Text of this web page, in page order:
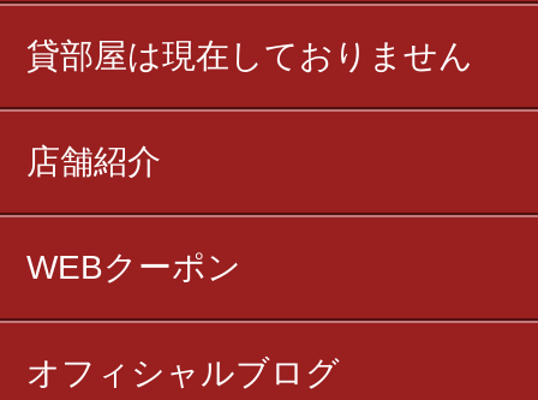
貸部屋は現在しておりません
店舗紹介
WEBクーポン
オフィシャルブログ